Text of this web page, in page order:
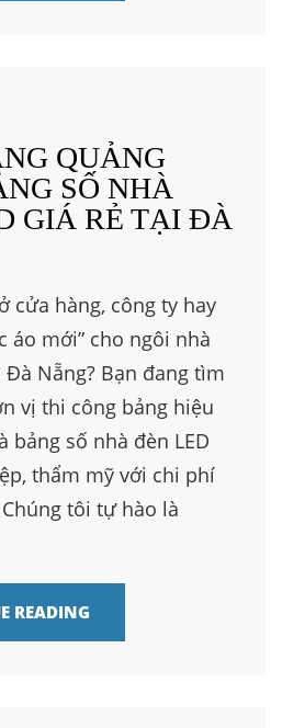
QUẢNG
SỐ NHÀ
GIÁ RẺ TẠI ĐÀ
cửa hàng, công ty hay
áo mới” cho ngôi nhà
Nẵng? Bạn đang tìm
vị thi công bảng hiệu
bảng số nhà đèn LED
thẩm mỹ với chi phí
tôi tự hào là
READING